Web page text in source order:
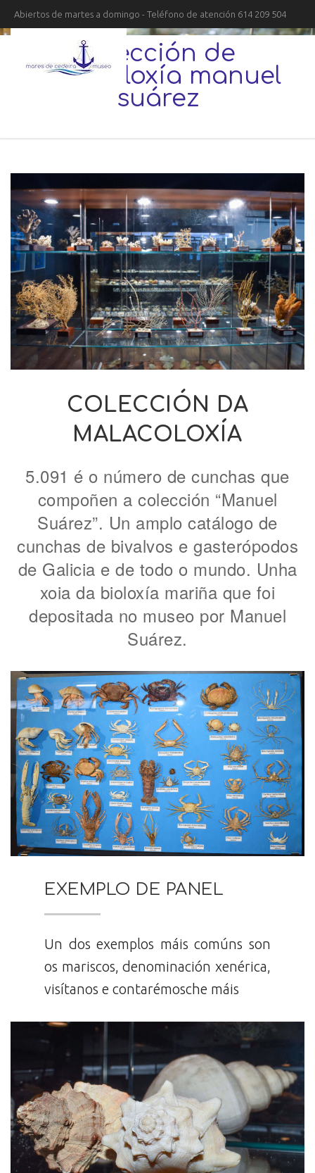
Abiertos de martes a domingo - Teléfono de atención 614 209 504
colección de
malacoloxía manuel
suárez
COLECCIÓN DA
MALACOLOXÍA
5.091 é o número de cunchas que
compoñen a colección “Manuel
Suárez”. Un amplo catálogo de
cunchas de bivalvos e gasterópodos
de Galicia e de todo o mundo. Unha
xoia da bioloxía mariña que foi
depositada no museo por Manuel
Suárez.
EXEMPLO DE PANEL
Un dos exemplos máis comúns son
os mariscos, denominación xenérica,
visítanos e contarémosche máis